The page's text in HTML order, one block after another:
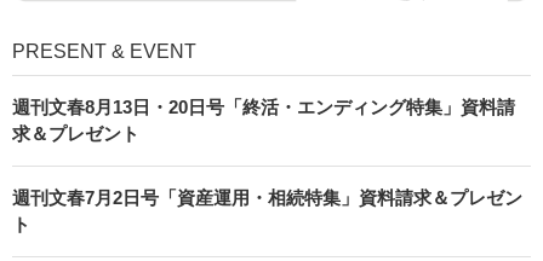
PRESENT & EVENT
週刊文春8月13日・20日号「終活・エンディング特集」資料請
求＆プレゼント
週刊文春7月2日号「資産運用・相続特集」資料請求＆プレゼン
ト